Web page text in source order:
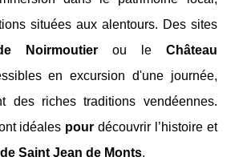
situées aux alentours. Des sites
Noirmoutierou le Château
en excursion d'une journée,
des riches traditions vendéennes.
idéales pour découvrir l’histoire et
Saint Jean de Monts.